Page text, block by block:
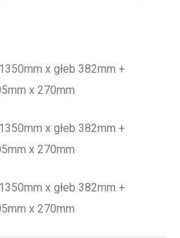
x głeb 382mm +
x 270mm
x głeb 382mm +
x 270mm
x głeb 382mm +
x 270mm